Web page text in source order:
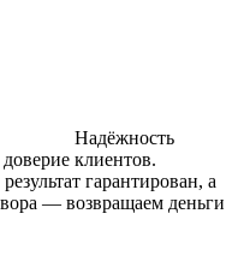
Надёжность
клиентов.
гарантирован, а
— возвращаем деньги